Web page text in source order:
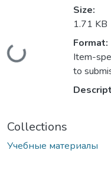
Loading...
Size:
1.71 KB
Format:
Item-
to
Collections
Учебные материалы